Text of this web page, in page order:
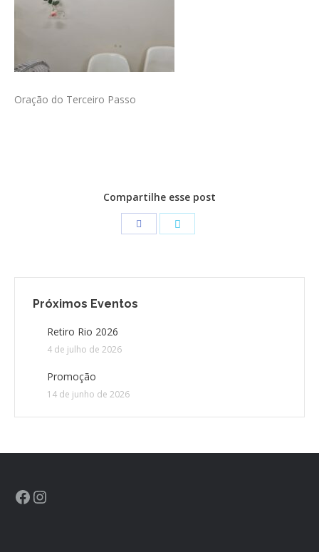
Oração do Terceiro Passo
Compartilhe esse post
Próximos Eventos
Retiro Rio 2026
4 de julho de 2026
Promoção
14 de junho de 2026